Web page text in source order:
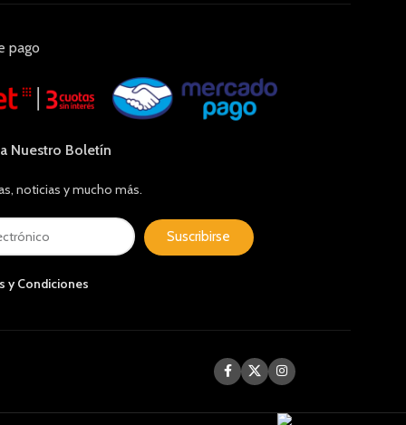
pago
Nuestro Boletín
noticias y mucho más.
Suscribirse
y Condiciones